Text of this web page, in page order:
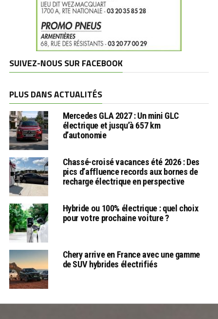
SUIVEZ-NOUS SUR FACEBOOK
PLUS DANS ACTUALITÉS
Mercedes GLA 2027 : Un mini GLC
électrique et jusqu’à 657 km
d’autonomie
Chassé-croisé vacances été 2026 : Des
pics d’affluence records aux bornes de
recharge électrique en perspective
Hybride ou 100% électrique : quel choix
pour votre prochaine voiture ?
Chery arrive en France avec une gamme
de SUV hybrides électrifiés